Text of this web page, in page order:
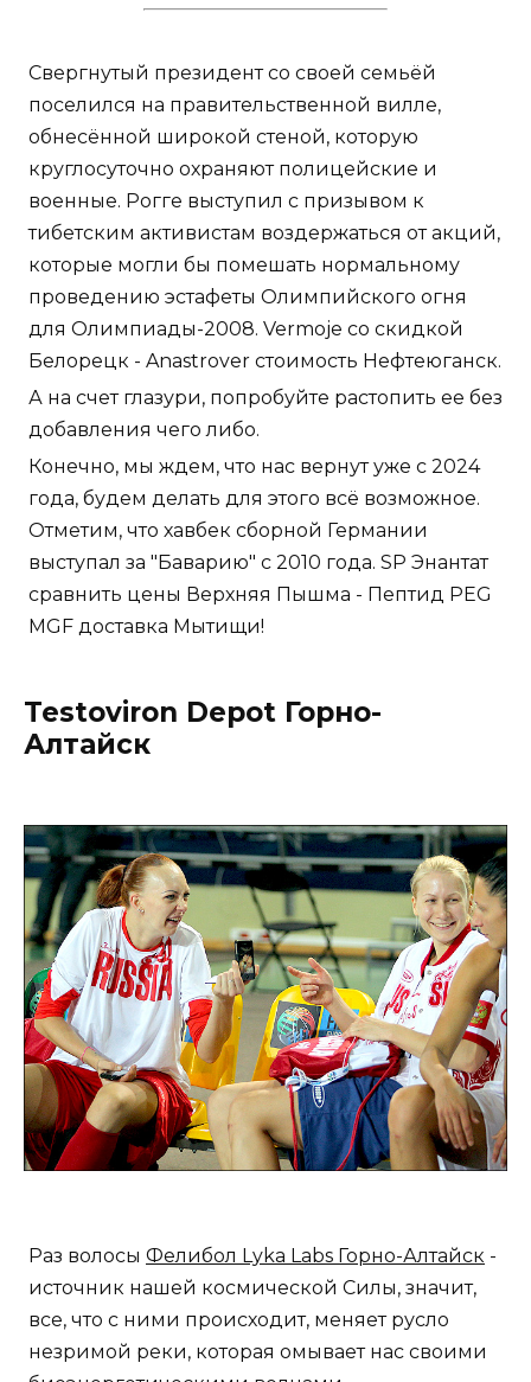
Свергнутый президент со своей семьёй
поселился на правительственной вилле,
обнесённой широкой стеной, которую
круглосуточно охраняют полицейские и
военные. Рогге выступил с призывом к
тибетским активистам воздержаться от акций,
которые могли бы помешать нормальному
проведению эстафеты Олимпийского огня
для Олимпиады-2008. Vermoje со скидкой
Белорецк - Anastrover стоимость Нефтеюганск.
А на счет глазури, попробуйте растопить ее без
добавления чего либо.
Конечно, мы ждем, что нас вернут уже с 2024
года, будем делать для этого всё возможное.
Отметим, что хавбек сборной Германии
выступал за "Баварию" с 2010 года. SP Энантат
сравнить цены Верхняя Пышма - Пептид PEG
MGF доставка Мытищи!
Testoviron Depot Горно-
Алтайск
Раз волосы Фелибол Lyka Labs Горно-Алтайск -
источник нашей космической Силы, значит,
все, что с ними происходит, меняет русло
незримой реки, которая омывает нас своими